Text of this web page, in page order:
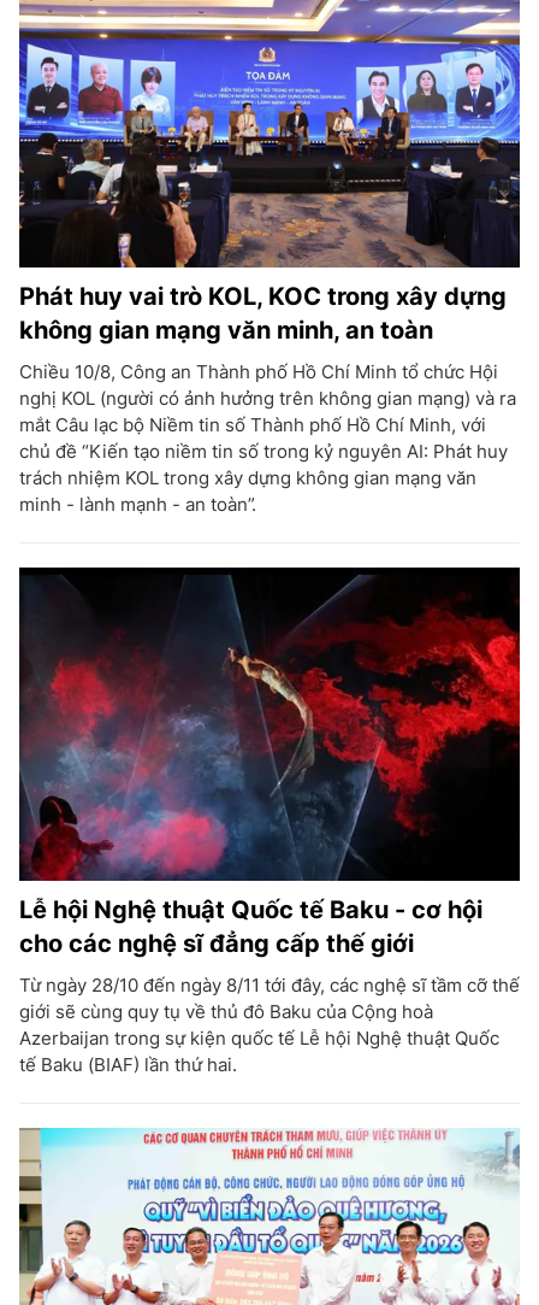
Phát huy vai trò KOL, KOC trong xây dựng
không gian mạng văn minh, an toàn
Chiều 10/8, Công an Thành phố Hồ Chí Minh tổ chức Hội
nghị KOL (người có ảnh hưởng trên không gian mạng) và ra
mắt Câu lạc bộ Niềm tin số Thành phố Hồ Chí Minh, với
chủ đề “Kiến tạo niềm tin số trong kỷ nguyên AI: Phát huy
trách nhiệm KOL trong xây dựng không gian mạng văn
minh - lành mạnh - an toàn”.
Lễ hội Nghệ thuật Quốc tế Baku - cơ hội
cho các nghệ sĩ đẳng cấp thế giới
Từ ngày 28/10 đến ngày 8/11 tới đây, các nghệ sĩ tầm cỡ thế
giới sẽ cùng quy tụ về thủ đô Baku của Cộng hoà
Azerbaijan trong sự kiện quốc tế Lễ hội Nghệ thuật Quốc
tế Baku (BIAF) lần thứ hai.